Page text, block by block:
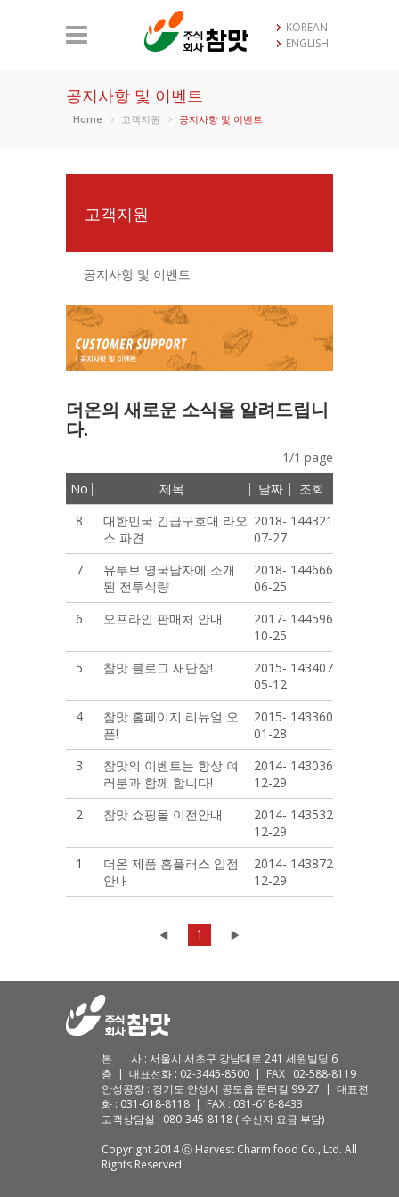
KOREAN
ENGLISH
공지사항 및 이벤트
Home 고객지원 공지사항 및 이벤트
고객지원
공지사항 및 이벤트
더온의 새로운 소식을 알려드립니
다.
1/1 page
No
제목 날짜
조회
8
대한민국 긴급구호대 라오
스 파견
2018-
07-27
144321
7
유투브 영국남자에 소개
된 전투식량
2018-
06-25
144666
6 오프라인 판매처 안내
2017-
10-25
144596
5 참맛 블로그 새단장!
2015-
05-12
143407
4
참맛 홈페이지 리뉴얼 오
픈!
2015-
01-28
143360
3
참맛의 이벤트는 항상 여
러분과 함께 합니다!
2014-
12-29
143036
2 참맛 쇼핑몰 이전안내
2014-
12-29
143532
1
더온 제품 홈플러스 입점
안내
2014-
12-29
143872
1
본 사 : 서울시 서초구 강남대로 241 세원빌딩 6
층 | 대표전화 : 02-3445-8500 | FAX : 02-588-8119
안성공장 : 경기도 안성시 공도읍 문터길 99-27 | 대표전
화 : 031-618-8118 | FAX : 031-618-8433
고객상담실 : 080-345-8118 ( 수신자 요금 부담)
Copyright 2014 ⓒ Harvest Charm food Co., Ltd. All
Rights Reserved.